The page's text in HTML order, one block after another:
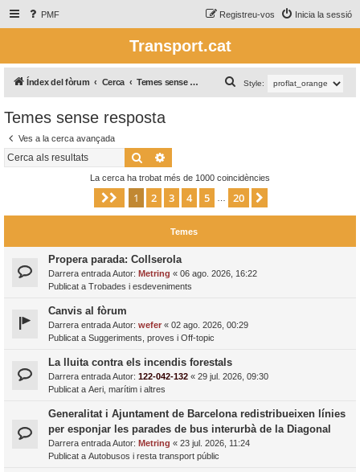
PMF Inicia la sessió
Registreu-vos
Transport.cat
Índex del fòrum Cerca Temes sense resposta Style:
e
Temes sense resposta
Ves a la cerca avançada
Cerca
La cerca ha trobat més de 1000 coincidències
Pàgina de 20
1 2 3 4 5 20
Temes
Propera parada: Collserola
Darrera entrada Autor: Metring « 06 ago. 2026, 16:22
Publicat a Trobades i esdeveniments
Canvis al fòrum
Darrera entrada Autor: wefer « 02 ago. 2026, 00:29
Publicat a Suggeriments, proves i Off-topic
La lluita contra els incendis forestals
Darrera entrada Autor: 122-042-132 « 29 jul. 2026, 09:30
Publicat a Aeri, marítim i altres
Generalitat i Ajuntament de Barcelona redistribueixen línies
per esponjar les parades de bus interurbà de la Diagonal
Darrera entrada Autor: Metring « 23 jul. 2026, 11:24
Publicat a Autobusos i resta transport públic